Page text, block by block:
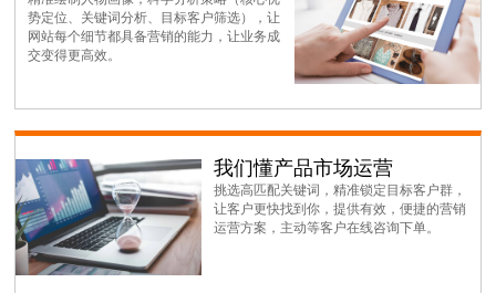
势定位、关键词分析、目标客户筛选），让
网站每个细节都具备营销的能力，让业务成
交变得更高效。
我们懂产品市场运营
挑选高匹配关键词，精准锁定目标客户群，
让客户更快找到你，提供有效，便捷的营销
运营方案，主动等客户在线咨询下单。